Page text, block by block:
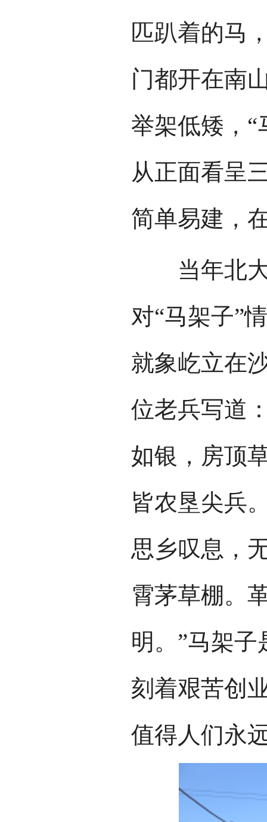
匹趴着的马
门都开在南
举架低矮，“
从正面看呈
简单易建，
当年北大
对“马架子”
就象屹立在
位老兵写道
如银，房顶
皆农垦尖兵
思乡叹息，
霄茅草棚。
明。”马架
刻着艰苦创
值得人们永